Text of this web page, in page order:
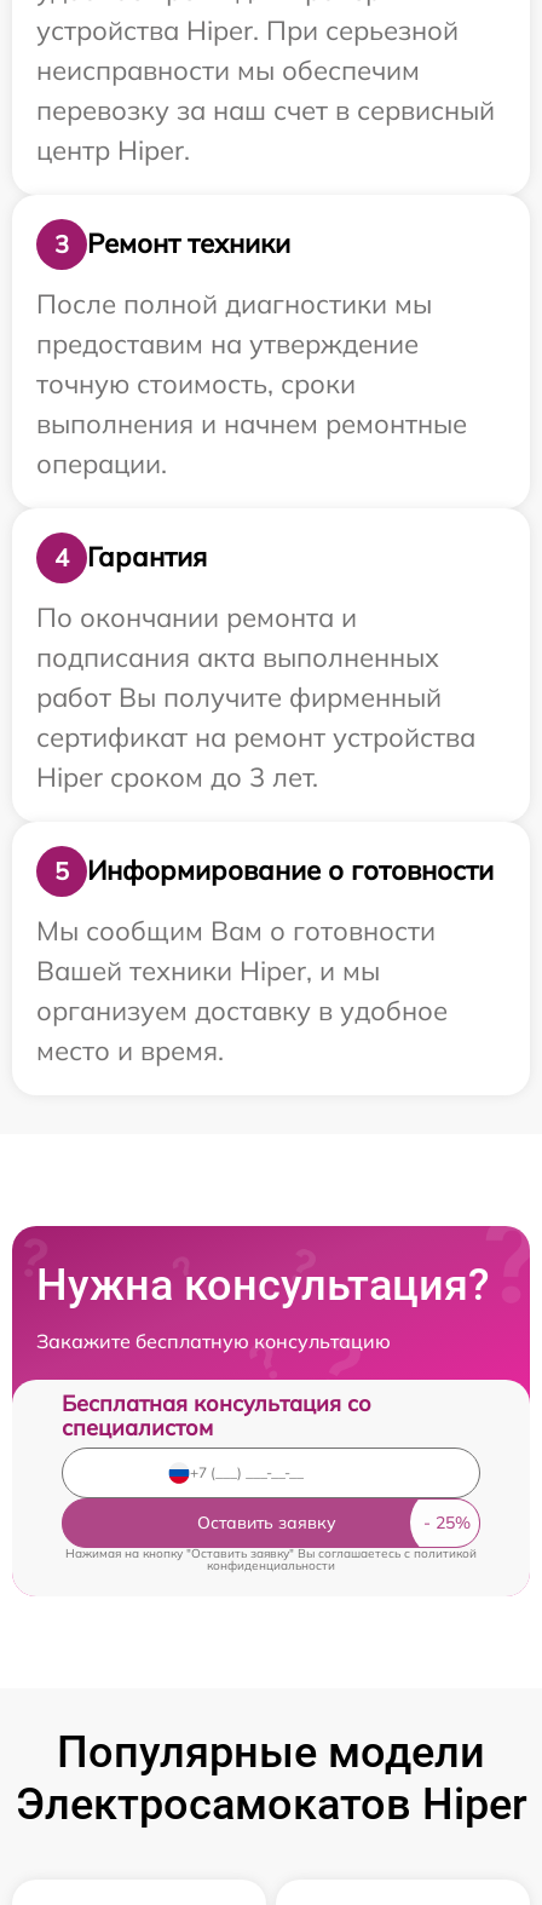
устройства Hiper. При серьезной
неисправности мы обеспечим
перевозку за наш счет в сервисный
центр Hiper.
3
Ремонт техники
После полной диагностики мы
предоставим на утверждение
точную стоимость, сроки
выполнения и начнем ремонтные
операции.
4
Гарантия
По окончании ремонта и
подписания акта выполненных
работ Вы получите фирменный
сертификат на ремонт устройства
Hiper сроком до 3 лет.
5
Информирование о готовности
Мы сообщим Вам о готовности
Вашей техники Hiper, и мы
организуем доставку в удобное
место и время.
Нужна консультация?
Закажите бесплатную консультацию
Бесплатная консультация со
специалистом
Оставить заявку
Нажимая на кнопку "Оставить заявку" Вы соглашаетесь cполитикой
конфиденциальности
Популярные модели
Электросамокатов Hiper